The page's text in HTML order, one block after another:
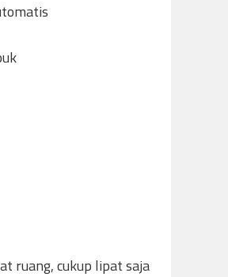
ruang, cukup lipat saja